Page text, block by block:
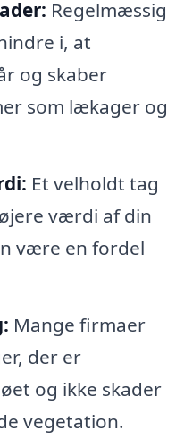
Regelmæssig
i, at
og skaber
som lækager og
Et velholdt tag
værdi af din
være en fordel
Mange firmaer
der er
og ikke skader
vegetation.